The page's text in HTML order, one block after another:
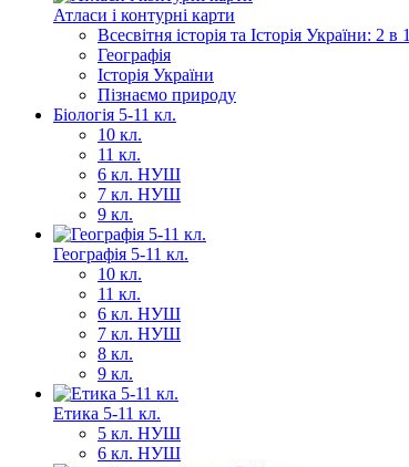
Атласи і контурні карти
Всесвітня історія та Історія України: 2 в 1
Географія
Історія України
Пізнаємо природу
Біологія 5-11 кл.
10 кл.
11 кл.
6 кл. НУШ
7 кл. НУШ
9 кл.
Географія 5-11 кл.
10 кл.
11 кл.
6 кл. НУШ
7 кл. НУШ
8 кл.
9 кл.
Етика 5-11 кл.
5 кл. НУШ
6 кл. НУШ